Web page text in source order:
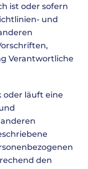
ist oder sofern
und
Verantwortliche
oder läuft eine
den